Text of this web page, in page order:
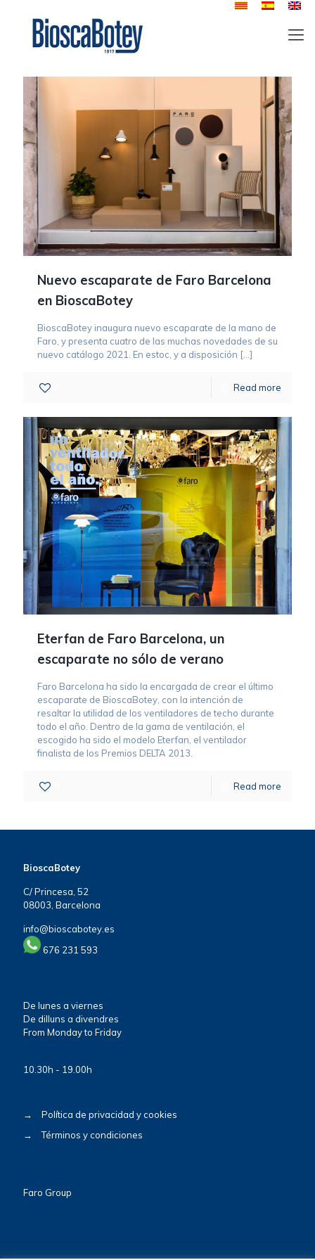
Nuevo escaparate de Faro Barcelona
en BioscaBotey
BioscaBotey inaugura nuevo escaparate de la mano de
Faro, y presenta cuatro de las muchas novedades de su
nuevo catálogo 2021. En estoc, y a disposición […]
Read more
Eterfan de Faro Barcelona, un
escaparate no sólo de verano
Faro Barcelona ha sido la encargada de crear el último
escaparate de BioscaBotey, con la intención de
resaltar la utilidad de los ventiladores de techo durante
todo el año. Dentro de la gama de ventilación, el
escogido ha sido el modelo Eterfan, el ventilador
finalista de los Premios DELTA 2013.
Read more
BioscaBotey
C/ Princesa, 52
08003, Barcelona
info@bioscabotey.es
676 231 593
De lunes a viernes
De dilluns a divendres
From Monday to Friday
10.30h - 19.00h
→
Política de privacidad y cookies
→
Términos y condiciones
Faro Group